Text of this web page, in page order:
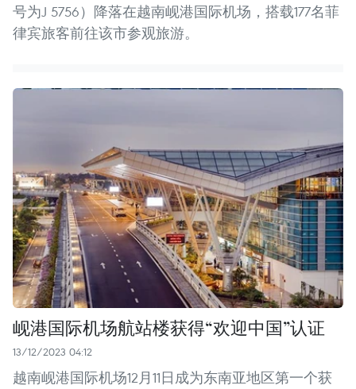
号为J 5756）降落在越南岘港国际机场，搭载177名菲
律宾旅客前往该市参观旅游。
岘港国际机场航站楼获得“欢迎中国”认证
13/12/2023 04:12
越南岘港国际机场12月11日成为东南亚地区第一个获